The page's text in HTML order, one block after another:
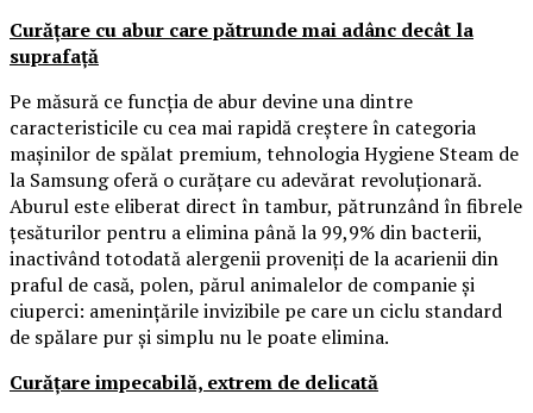
Curățare cu abur care pătrunde mai adânc decât la
suprafață
Pe măsură ce funcția de abur devine una dintre
caracteristicile cu cea mai rapidă creștere în categoria
mașinilor de spălat premium, tehnologia Hygiene Steam de
la Samsung oferă o curățare cu adevărat revoluționară.
Aburul este eliberat direct în tambur, pătrunzând în fibrele
țesăturilor pentru a elimina până la 99,9% din bacterii,
inactivând totodată alergenii proveniți de la acarienii din
praful de casă, polen, părul animalelor de companie și
ciuperci: amenințările invizibile pe care un ciclu standard
de spălare pur și simplu nu le poate elimina.
Curățare impecabilă, extrem de delicată